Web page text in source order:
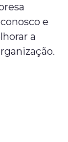
e
a